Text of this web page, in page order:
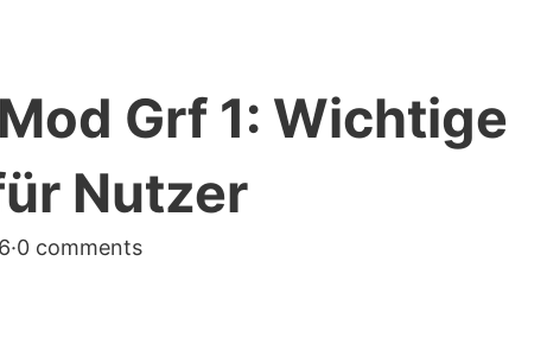
Grf 1: Wichtige
Nutzer
·0 comments